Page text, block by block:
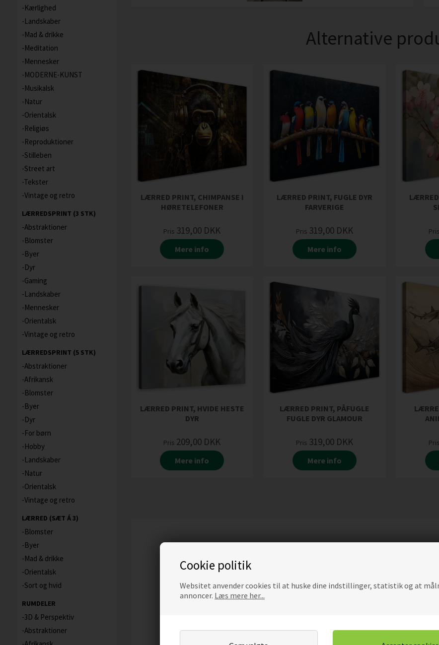
Cookie politik
Websitet anvender cookies til at huske dine indstillinger, statistik og at
annoncer. Læs mere her...
Kærlighed
Landskaber
Mad & drikke
Meditation
Mennesker
MODERNE-KUNST
Musikalsk
Natur
Orientalsk
Religiøs
Reproduktioner
Stilleben
Street art
Tekster
Vintage og retro
LÆRREDSPRINT (3 STK)
Abstraktioner
Blomster
Byer
Dyr
Gaming
Landskaber
Mennesker
Orientalsk
Vintage og retro
LÆRREDSPRINT (5 STK)
Abstraktioner
Afrikansk
Blomster
Byer
Dyr
For børn
Hobby
Landskaber
Natur
Orientalsk
Vintage og retro
LÆRRED (SÆT Á 3)
Blomster
Byer
Mad & drikke
Orientalsk
Sort og hvid
RUMDELER
3D & Perspektiv
Abstraktioner
Alternative
LÆRRED PRINT, CHIMPANSE I
HØRETELEFONER
Pris 319,00 DKK
Mere info
LÆRRED PRINT, FUGLE DYR
FARVERIGE
Pris 319,00 DKK
Mere info
Pris
LÆRRED PRINT, HVIDE HESTE
DYR
Pris 209,00 DKK
Mere info
LÆRRED PRINT, PÅFUGLE
FUGLE DYR GLAMOUR
Pris 319,00 DKK
Mere info
Pris